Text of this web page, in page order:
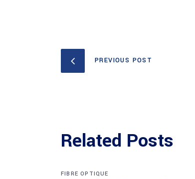
PREVIOUS POST
Related Posts
FIBRE OPTIQUE